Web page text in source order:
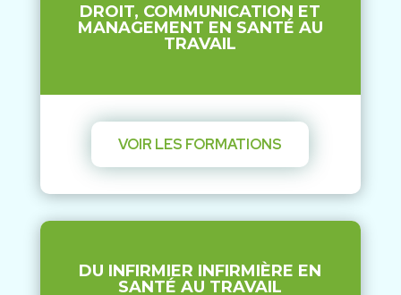
DROIT, COMMUNICATION ET
MANAGEMENT EN SANTÉ AU
TRAVAIL
VOIR LES FORMATIONS
DU INFIRMIER INFIRMIÈRE EN
SANTÉ AU TRAVAIL